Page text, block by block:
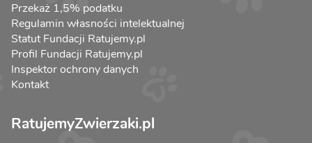
Przekaż 1,5% podatku
Regulamin własności intelektualnej
Statut Fundacji Ratujemy.pl
Profil Fundacji Ratujemy.pl
Inspektor ochrony danych
Kontakt
RatujemyZwierzaki.pl